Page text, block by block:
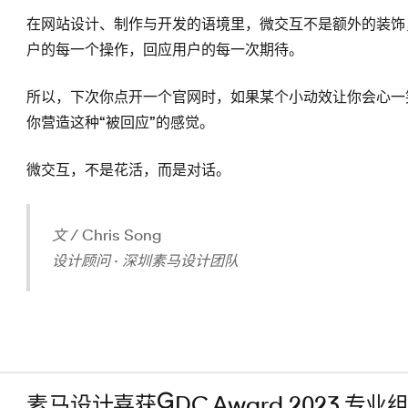
在网站设计、制作与开发的语境里，微交互不是额外的装
户的每一个操作，回应用户的每一次期待。
所以，下次你点开一个官网时，如果某个小动效让你会心
你营造这种“被回应”的感觉。
微交互，不是花活，而是对话。
文 / Chris Song
设计顾问 · 深圳素马设计团队